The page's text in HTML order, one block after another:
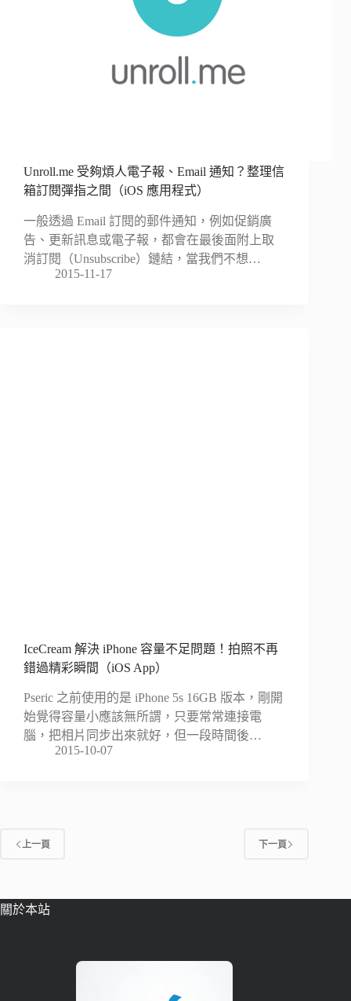
Unroll.me 受夠煩人電子報、Email 通知？整理信
箱訂閱彈指之間（iOS 應用程式）
一般透過 Email 訂閱的郵件通知，例如促銷廣
告、更新訊息或電子報，都會在最後面附上取
消訂閱（Unsubscribe）鏈結，當我們不想…
2015-11-17
IceCream 解決 iPhone 容量不足問題！拍照不再
錯過精彩瞬間（iOS App）
Pseric 之前使用的是 iPhone 5s 16GB 版本，剛開
始覺得容量小應該無所謂，只要常常連接電
腦，把相片同步出來就好，但一段時間後…
2015-10-07
上一頁 下一頁
關於本站